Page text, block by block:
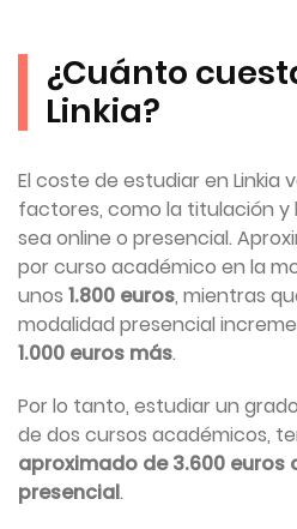
¿Cuánto
Linkia?
El coste de estudiar en Linkia
factores, como la titulación y
sea online o presencial.
por curso académico en la
unos 1.800 euros, mientras
modalidad presencial
1.000 euros más.
Por lo tanto, estudiar un
de dos cursos académicos,
aproximado de 3.600 euros
presencial.